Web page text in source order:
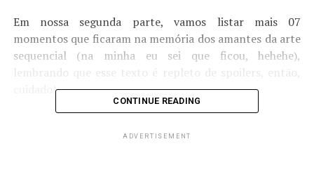
Em nossa segunda parte, vamos listar mais 07
momentos que ficaram na memória dos amantes da arte
sequencial (na minha eu sei que ficou, hehehe),
lembrando que esse texto é repleto de spoilers, então,
cuidado!
CONTINUE READING
ADVERTISEMENT